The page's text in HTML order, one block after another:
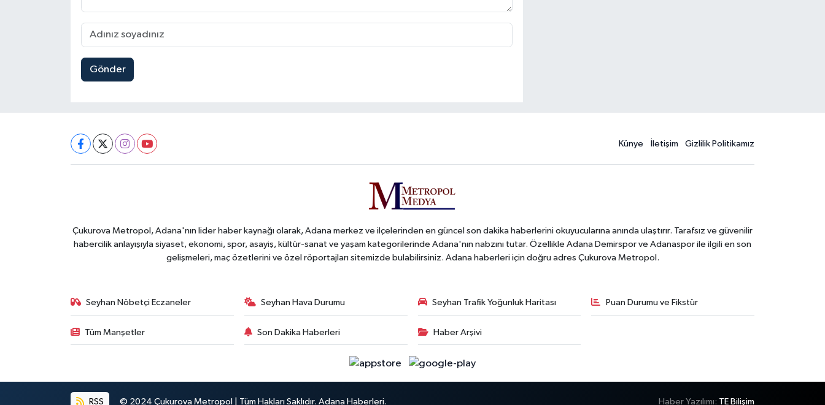
Gönder
Künye İletişim Gizlilik Politikamız
Çukurova Metropol, Adana'nın lider haber kaynağı olarak, Adana merkez ve ilçelerinden en güncel son dakika haberlerini okuyucularına anında ulaştırır. Tarafsız ve güvenilir
habercilik anlayışıyla siyaset, ekonomi, spor, asayiş, kültür-sanat ve yaşam kategorilerinde Adana'nın nabzını tutar. Özellikle Adana Demirspor ve Adanaspor ile ilgili en son
gelişmeleri, maç özetlerini ve özel röportajları sitemizde bulabilirsiniz. Adana haberleri için doğru adres Çukurova Metropol.
Seyhan Nöbetçi Eczaneler Seyhan Hava Durumu Seyhan Trafik Yoğunluk Haritası Puan Durumu ve Fikstür
Tüm Manşetler Son Dakika Haberleri Haber Arşivi
RSS © 2024 Çukurova Metropol | Tüm Hakları Saklıdır. Adana Haberleri. Haber Yazılımı: TE Bilişim